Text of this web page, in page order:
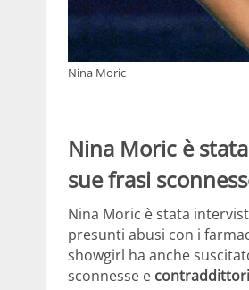
Nina Moric
Nina Moric è
sue frasi
Nina Moric è stata
presunti abusi con i
showgirl ha anche
sconnesse e